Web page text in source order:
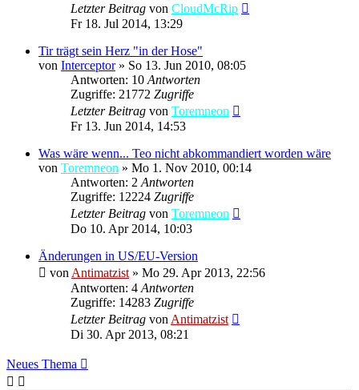
Letzter Beitrag von CloudMcRip
Fr 18. Jul 2014, 13:29
Tir trägt sein Herz "in der Hose"
von Interceptor» So 13. Jun 2010, 08:05
Antworten: 10 Antworten
Zugriffe: 21772 Zugriffe
Letzter Beitrag von Toremneon
Fr 13. Jun 2014, 14:53
Was wäre wenn... Teo nicht abkommandiert worden wäre
von Toremneon » Mo 1. Nov 2010, 00:14
Antworten: 2 Antworten
Zugriffe: 12224 Zugriffe
Letzter Beitrag von Toremneon
Do 10. Apr 2014, 10:03
Änderungen in US/EU-Version
von Antimatzist » Mo 29. Apr 2013, 22:56
Antworten: 4 Antworten
Zugriffe: 14283 Zugriffe
Letzter Beitrag von Antimatzist
Di 30. Apr 2013, 08:21
Neues Thema